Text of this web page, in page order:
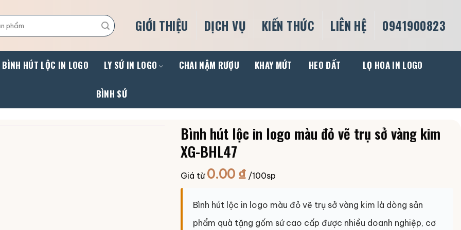
GIỚI THIỆU DỊCH VỤ KIẾN THỨC LIÊN HỆ 0941900823
BÌNH HÚT LỘC IN LOGO LY SỨ IN LOGO CHAI NẬM RƯỢU KHAY MỨT HEO ĐẤT LỌ HOA IN LOGO
BÌNH SỨ
Bình hút lộc in logo màu đỏ vẽ trụ sở vàng kim
XG-BHL47
Giá từ 0.00 ₫ /100sp
Bình hút lộc in logo màu đỏ vẽ trụ sở vàng kim là dòng sản
phẩm quà tặng gốm sứ cao cấp được nhiều doanh nghiệp, cơ